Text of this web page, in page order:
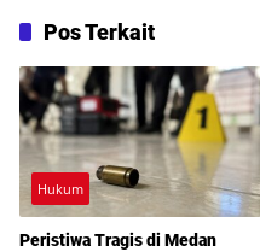
Pos Terkait
Hukum
Peristiwa Tragis di Medan